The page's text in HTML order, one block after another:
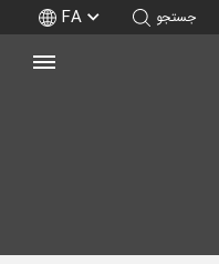
جستجو FA